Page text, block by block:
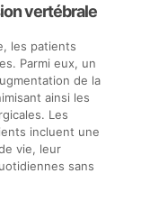
vertébrale
les patients
Parmi eux, un
de la
ainsi les
Les
incluent une
vie, leur
sans